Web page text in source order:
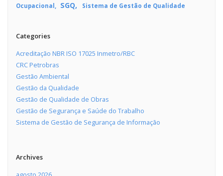
Ocupacional
SGQ Sistema de Gestão de Qualidade
Categories
Acreditação NBR ISO 17025 Inmetro/RBC
CRC Petrobras
Gestão Ambiental
Gestão da Qualidade
Gestão de Qualidade de Obras
Gestão de Segurança e Saúde do Trabalho
Sistema de Gestão de Segurança de Informação
Archives